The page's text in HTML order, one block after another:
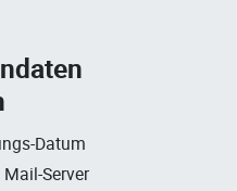
Datum
Mail-Server